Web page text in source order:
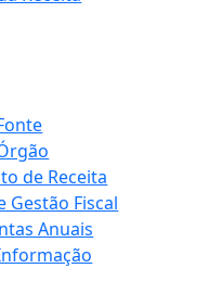
de Receita
Gestão Fiscal
Anuais